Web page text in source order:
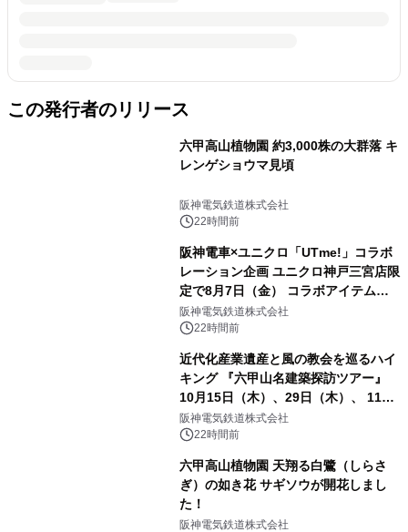
この発行者のリリース
六甲高山植物園 約3,000株の大群落 キ
レンゲショウマ見頃
阪神電気鉄道株式会社
22時間前
阪神電車×ユニクロ「UTme!」コラボ
レーション企画 ユニクロ神戸三宮店限
定で8月7日（金） コラボアイテムが
発売決定！
阪神電気鉄道株式会社
22時間前
近代化産業遺産と風の教会を巡るハイ
キング 『六甲山名建築探訪ツアー』
10月15日（木）、29日（木）、 11月
5日（木）、12日（木）に開催！
阪神電気鉄道株式会社
22時間前
六甲高山植物園 天翔る白鷺（しらさ
ぎ）の如き花 サギソウが開花しまし
た！
阪神電気鉄道株式会社